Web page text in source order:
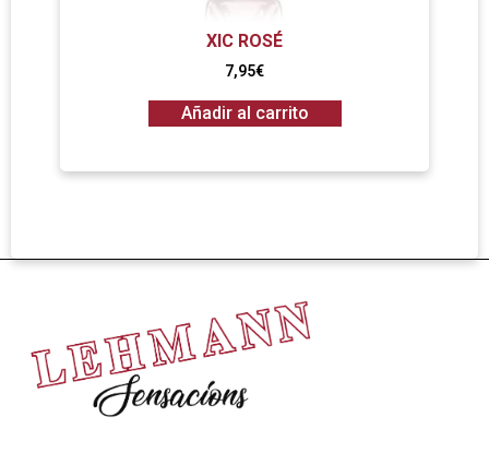
XIC ROSÉ
7,95€
Añadir al carrito